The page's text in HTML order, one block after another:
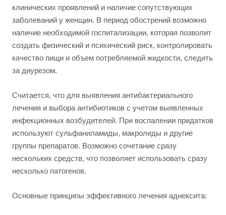
клинических проявлений и наличие сопутствующих
заболеваний у женщин. В период обострений возможно
наличие необходимой госпитализации, которая позволит
создать физический и психический риск, контролировать
качество пищи и объем потребляемой жидкости, следить
за диурезом.
Считается, что для выявления антибактериального
лечения и выбора антибиотиков с учетом выявленных
инфекционных возбудителей. При воспалении придатков
используют сульфаниламиды, макролиды и другие
группы препаратов. Возможно сочетание сразу
нескольких средств, что позволяет использовать сразу
несколько патогенов.
Основные принципы эффективного лечения аднексита: